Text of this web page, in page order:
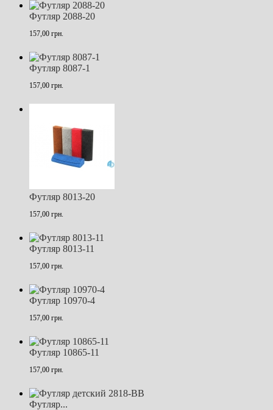
Футляр 2088-20
157,00 грн.
Футляр 8087-1
157,00 грн.
Футляр 8013-20
157,00 грн.
Футляр 8013-11
157,00 грн.
Футляр 10970-4
157,00 грн.
Футляр 10865-11
157,00 грн.
Футляр...